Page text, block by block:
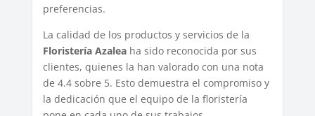
preferencias.
La calidad de los productos y servicios de la
Floristería Azaleaha sido reconocida por sus
clientes, quienes la han valorado con una nota
de 4.4 sobre 5. Esto demuestra el compromiso y
la dedicación que el equipo de la floristería